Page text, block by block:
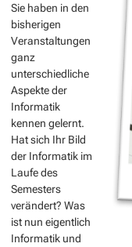
Sie haben in den
bisherigen
Veranstaltungen
ganz
unterschiedliche
Aspekte der
Informatik
kennen gelernt.
Hat sich Ihr Bild
der Informatik im
Laufe des
Semesters
verändert? Was
ist nun eigentlich
Informatik und